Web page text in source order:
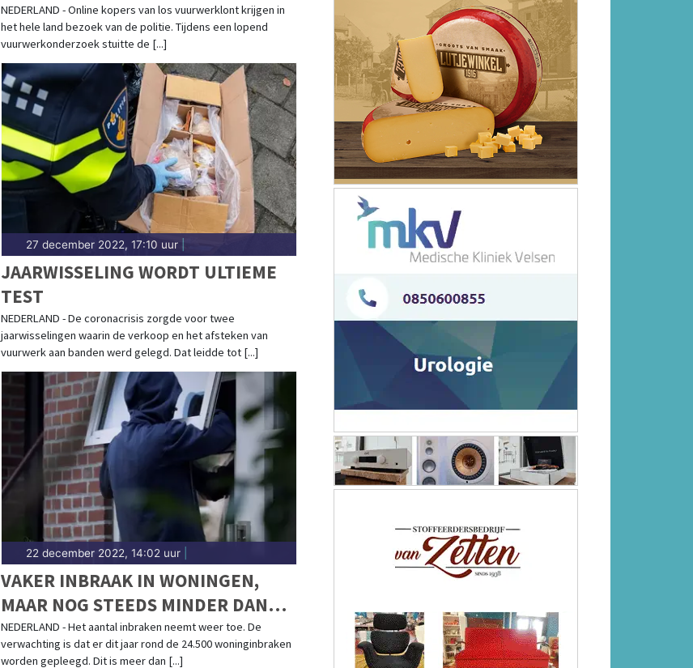
NEDERLAND - Online kopers van los vuurwerklont krijgen in
het hele land bezoek van de politie. Tijdens een lopend
vuurwerkonderzoek stuitte de [...]
27 december 2022, 17:10 uur|
JAARWISSELING WORDT ULTIEME
TEST
NEDERLAND - De coronacrisis zorgde voor twee
jaarwisselingen waarin de verkoop en het afsteken van
vuurwerk aan banden werd gelegd. Dat leidde tot [...]
22 december 2022, 14:02 uur|
VAKER INBRAAK IN WONINGEN,
MAAR NOG STEEDS MINDER DAN
VOOR CORONA
NEDERLAND - Het aantal inbraken neemt weer toe. De
verwachting is dat er dit jaar rond de 24.500 woninginbraken
worden gepleegd. Dit is meer dan [...]